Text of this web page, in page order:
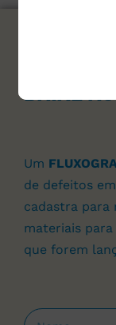
Baixe
Um
de defeitos
cadastra para
materiais
que forem